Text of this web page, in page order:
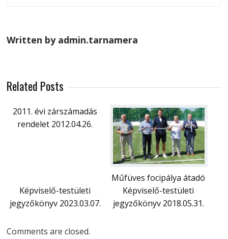
Written by admin.tarnamera
Related Posts
2011. évi zárszámadás
rendelet 2012.04.26.
Műfüves focipálya átadó
Képviselő-testületi
jegyzőkönyv 2023.03.07.
Képviselő-testületi
jegyzőkönyv 2018.05.31.
Comments are closed.